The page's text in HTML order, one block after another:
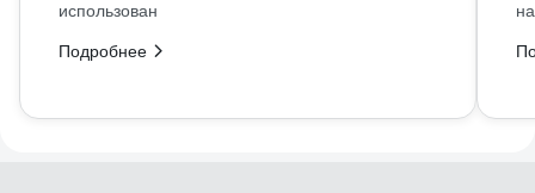
использован
Подробнее